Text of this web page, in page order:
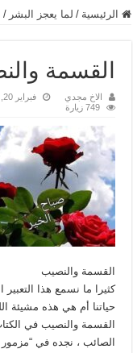
الرئيسية / لما يعجز البشر /
القسمة
الاخ مجدي فبراير 20, 2022
749 زيارة
القسمة والنصيب
كثيرا ما نسمع هذا
حياتنا أم هي هذه مشيئة
القسمة والنصيب في